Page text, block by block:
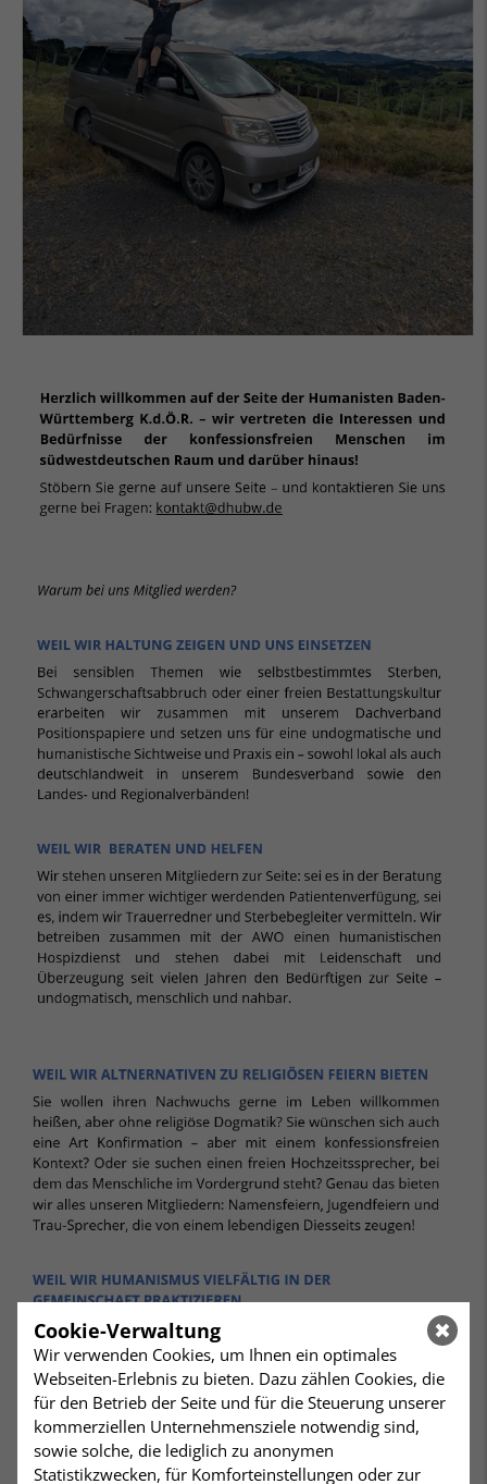
Cookie-Verwaltung
Wir verwenden Cookies, um Ihnen ein optimales
Webseiten-Erlebnis zu bieten. Dazu zählen Cookies, die
für den Betrieb der Seite und für die Steuerung unserer
kommerziellen Unternehmensziele notwendig sind,
sowie solche, die lediglich zu anonymen
Statistikzwecken, für Komforteinstellungen oder zur